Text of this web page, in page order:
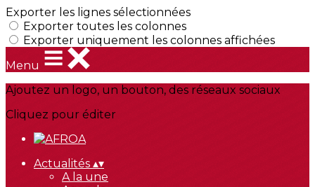
Exporter les lignes sélectionnées
Exporter toutes les colonnes
Exporter uniquement les colonnes affichées
Menu
Ajoutez un logo, un bouton, des réseaux sociaux
Cliquez pour éditer
Actualités ▴▾
A la une